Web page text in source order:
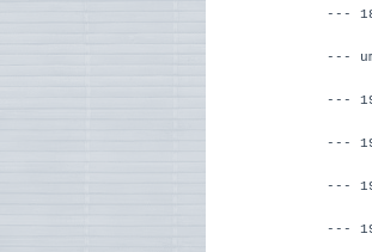
---
---
---
---
---
---